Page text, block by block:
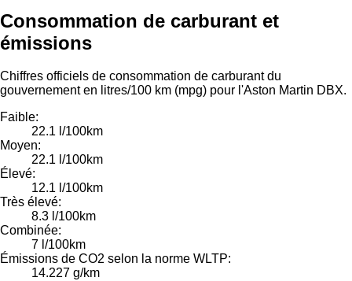
Consommation de carburant et
émissions
Chiffres officiels de consommation de carburant du
gouvernement en litres/100 km (mpg) pour l'Aston Martin DBX.
Faible:
22.1 l/100km
Moyen:
22.1 l/100km
Élevé:
12.1 l/100km
Très élevé:
8.3 l/100km
Combinée:
7 l/100km
Émissions de CO2 selon la norme WLTP:
14.227 g/km